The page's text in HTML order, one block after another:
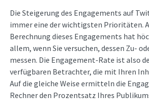
Die Steigerung des Engagements auf
immer eine der wichtigsten Prioritäten.
Berechnung dieses Engagements hat
allem, wenn Sie versuchen, dessen Zu-
messen. Die Engagement-Rate ist also
verfügbaren Betrachter, die mit Ihren
Auf die gleiche Weise ermitteln die
Rechner den Prozentsatz Ihres